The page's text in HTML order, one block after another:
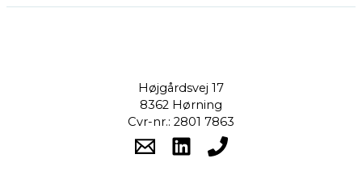
Højgårdsvej 17
8362 Hørning
Cvr-nr.: 2801 7863